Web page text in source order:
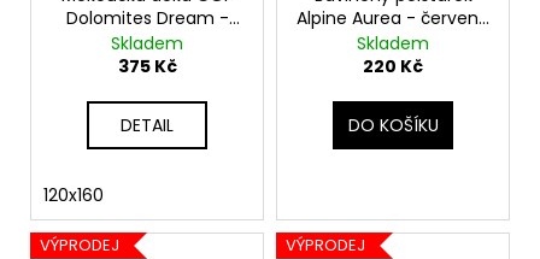
Dolomites Dream -
tmavě zelená
Skladem
375 Kč
DETAIL
120x160
Alpine Aurea - červená
kostka
Skladem
220 Kč
DO KOŠÍKU
VÝPRODEJ VÝPRODEJ